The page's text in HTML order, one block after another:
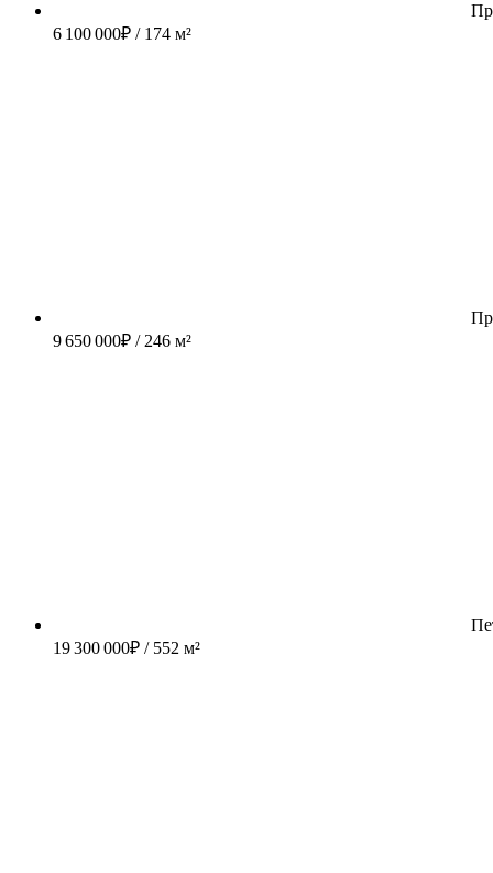
6 100 000₽ / 174 м²
9 650 000₽ / 246 м²
19 300 000₽ / 552 м²